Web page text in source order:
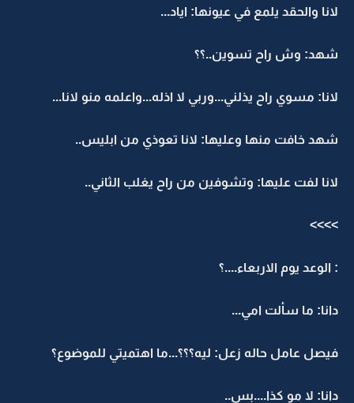
لانا والحقد يلمع في عيونها: اياد...
شهد: وش راح تسوين..؟؟
لانا: مسوي راح يذلني...وربي لا اذله...واعلمه منو لانا...
شهد خافت منها وعليها: لانا تعوذي من ابليس..
لانا لفت عليها: وتشوفين من راح يغلب الثاني..
>>>>
: الوعد يوم الاربعاء....؟
دانا: ما سألت امي...
فيصل عامل حاله زعل: ليه؟؟؟...ما اهتميتي للموضوع؟
دانا: لا مو كذا....بس..